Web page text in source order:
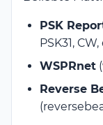
PSK
PSK31,
WSPRnet
Reverse